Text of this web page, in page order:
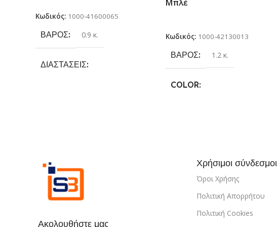
Κωδικός: 1000-41600065
ΒΆΡΟΣ 0.9 κ.
ΔΙΑΣΤΆΣΕΙΣ
Μπλέ
Κωδικός: 1000-42130013
ΒΆΡΟΣ 1.2 κ.
COLOR
Ακολουθήστε μας
Χρήσιμοι σύνδεσμοι
Όροι Χρήσης
Πολιτική Απορρήτου
Πολιτική Cookies